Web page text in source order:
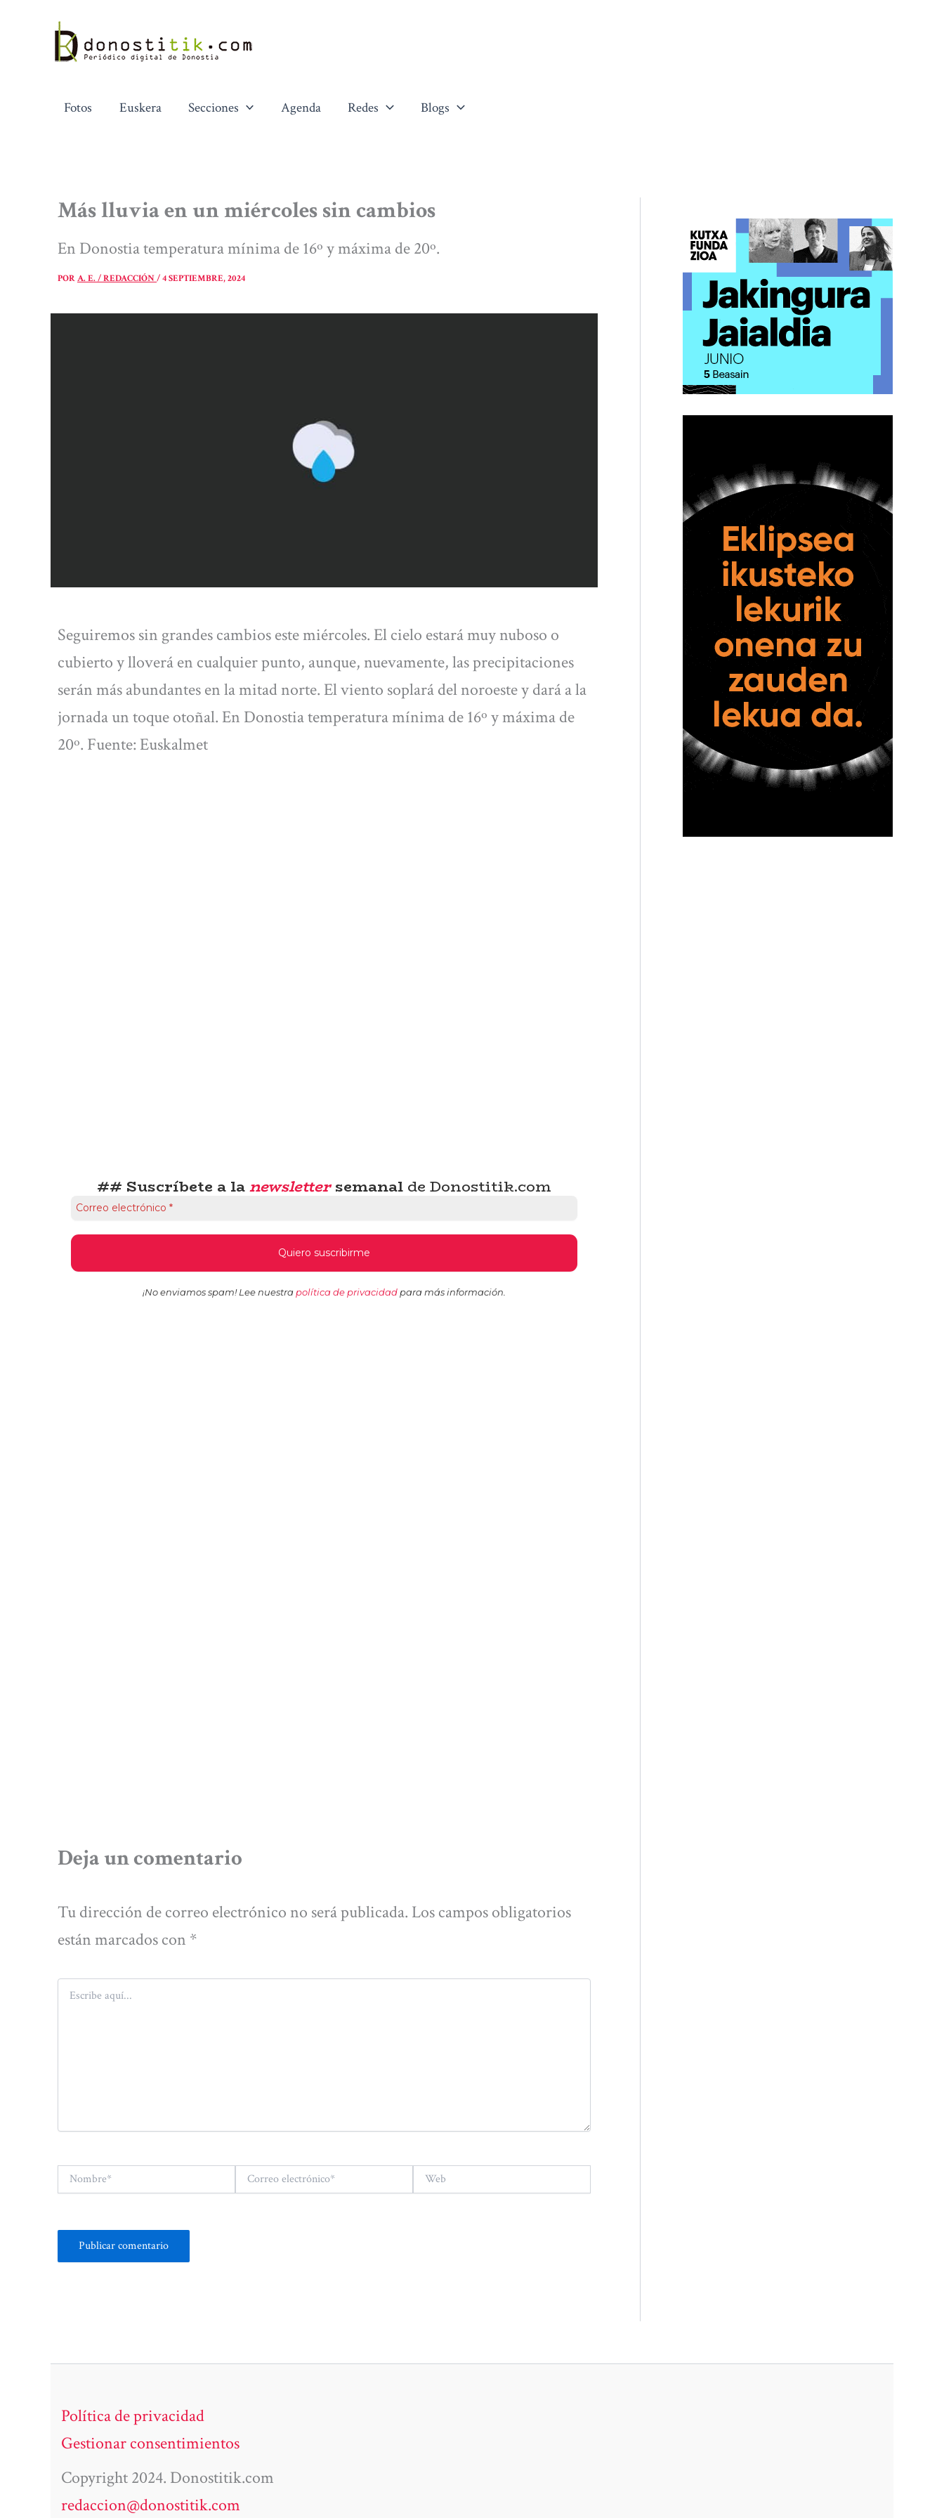
contenido
Fotos Euskera Secciones Agenda Redes Blogs
Más lluvia en un miércoles sin cambios
En Donostia temperatura mínima de 16º y máxima de 20º.
PORA. E. / REDACCIÓN/4 SEPTIEMBRE, 2024
Seguiremos sin grandes cambios este miércoles. El cielo estará muy nuboso o
cubierto y lloverá en cualquier punto, aunque, nuevamente, las precipitaciones
serán más abundantes en la mitad norte. El viento soplará del noroeste y dará a la
jornada un toque otoñal. En Donostia temperatura mínima de 16º y máxima de
20º. Fuente: Euskalmet
## Suscríbete a lanewslettersemanal de Donostitik.com
¡No enviamos spam! Lee nuestrapolítica de privacidadpara más información.
Deja un comentario
Tu dirección de correo electrónico no será publicada. Los campos obligatorios
están marcados con *
Escribe
aquí...
Nombre*
Correo
electrónico*
Web
Política de privacidad
Gestionar consentimientos
Copyright 2024. Donostitik.com
redaccion@donostitik.com